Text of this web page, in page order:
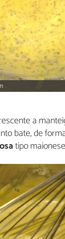
a
bate, de
tipo